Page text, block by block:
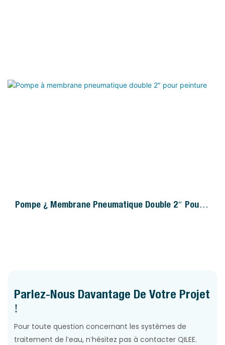
Pompe À Membrane Pneumatique Double 2″ Pour
Parlez-Nous Davantage De Votre Projet
!
Pour toute question concernant les systèmes de
traitement de l'eau, n'hésitez pas à contacter QILEE.